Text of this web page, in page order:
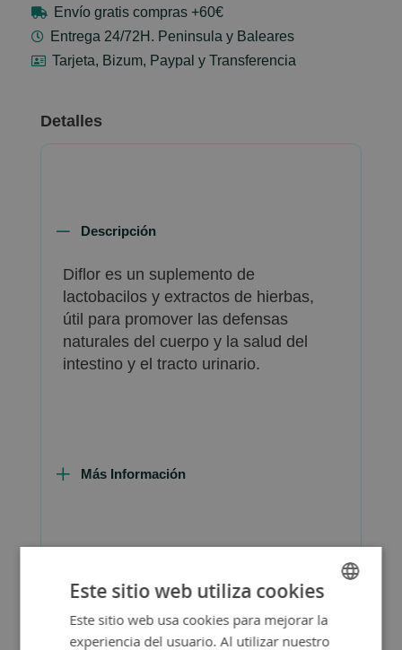
Envío gratis compras +60€
Entrega 24/72H. Peninsula y Baleares
Tarjeta, Bizum, Paypal y Transferencia
Detalles
Descripción
Diflor es un suplemento de
lactobacilos y extractos de hierbas,
útil para promover las defensas
naturales del cuerpo y la salud del
intestino y el tracto urinario.
Más Información
FAQ - Preguntas y Respuestas
SPANISH
Este sitio web utiliza cookies
Este sitio web usa cookies para mejorar la
experiencia del usuario. Al utilizar nuestro